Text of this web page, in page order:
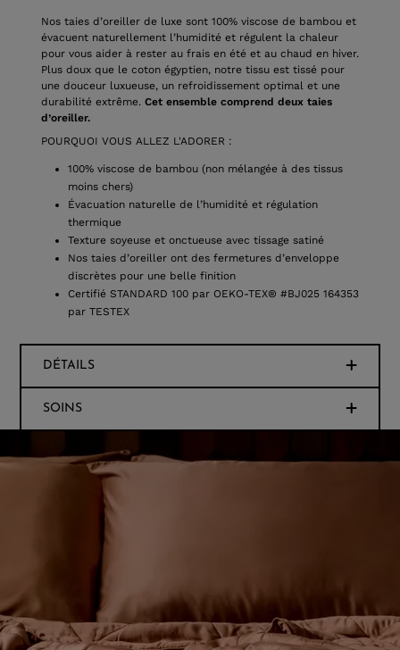
Nos taies d’oreiller de luxe sont 100% viscose de bambou et
évacuent naturellement l’humidité et régulent la chaleur
pour vous aider à rester au frais en été et au chaud en hiver.
Plus doux que le coton égyptien, notre tissu est tissé pour
une douceur luxueuse, un refroidissement optimal et une
durabilité extrême. Cet ensemble comprend deux taies
d’oreiller.
POURQUOI VOUS ALLEZ L'ADORER :
100% viscose de bambou (non mélangée à des tissus
moins chers)
Évacuation naturelle de l’humidité et régulation
thermique
Texture soyeuse et onctueuse avec tissage satiné
Nos taies d’oreiller ont des fermetures d’enveloppe
discrètes pour une belle finition
Certifié STANDARD 100 par OEKO-TEX® #BJ025 164353
par TESTEX
DÉTAILS
SOINS